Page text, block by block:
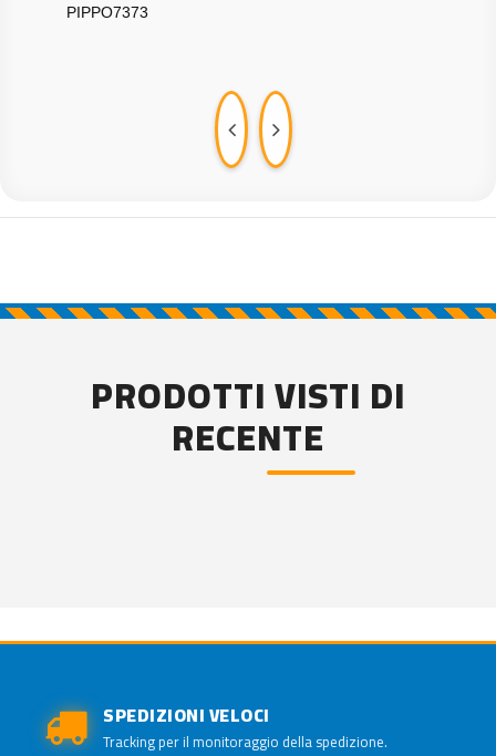
PIPPO7373
PRODOTTI VISTI DI
RECENTE
SPEDIZIONI VELOCI
Tracking per il monitoraggio della spedizione.